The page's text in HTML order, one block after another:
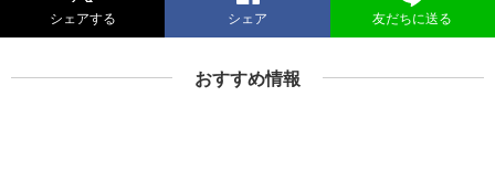
シェアする シェア 友だちに送る
おすすめ情報